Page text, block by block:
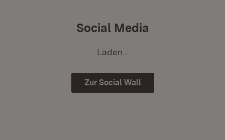
Social Media
Laden...
Zur Social Wall